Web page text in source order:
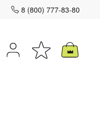
8 (800) 777-83-80